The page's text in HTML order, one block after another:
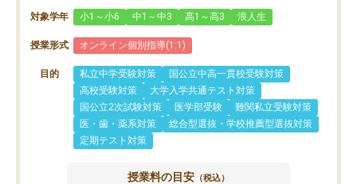
対象学年 小1～小6 中1～中3 高1～高3 浪人生
授業形式 オンライン個別指導(1:1)
目的 私立中学受験対策
国公立中高一貫校受験対策
高校受験対策
大学入学共通テスト対策
国公立2次試験対策
医学部受験
難関私立受験対策
医・歯・薬系対策
総合型選抜・学校推薦型選抜対策
定期テスト対策
授業料の目安 （税込）